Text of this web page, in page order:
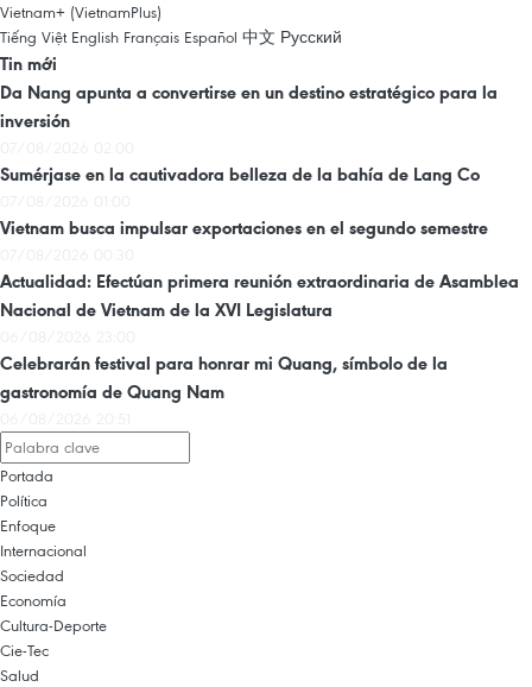
Vietnam+ (VietnamPlus)
Tiếng Việt English Français Español 中文 Русский
Tin mới
Da Nang apunta a convertirse en un destino estratégico para la
inversión
Sumérjase en la cautivadora belleza de la bahía de Lang Co
Vietnam busca impulsar exportaciones en el segundo semestre
Actualidad: Efectúan primera reunión extraordinaria de Asamblea
Nacional de Vietnam de la XVI Legislatura
Celebrarán festival para honrar mi Quang, símbolo de la
gastronomía de Quang Nam
Portada
Política
Enfoque
Internacional
Sociedad
Economía
Cultura-Deporte
Cie-Tec
Salud